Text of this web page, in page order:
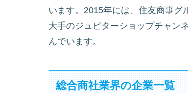
います。2015年には、住友商事グ
大手のジュピターショップチャン
んでいます。
総合商社業界の企業一覧